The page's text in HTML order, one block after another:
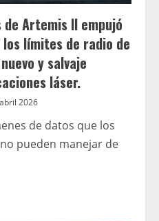
Artemis II empujó
los límites de radio de
y salvaje
láser.
2026
de datos que los
pueden manejar de